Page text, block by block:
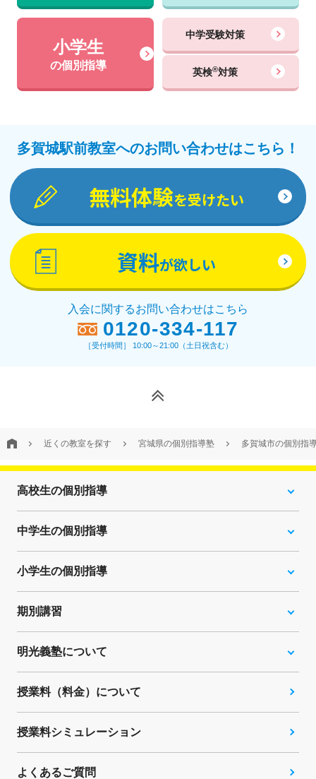
小学生
の個別指導
中学受験対策
英検®対策
多賀城駅前教室へのお問い合わせはこちら！
無料体験を受けたい
資料が欲しい
入会に関するお問い合わせはこちら
0120-334-117
［受付時間］ 10:00～21:00（土日祝含む）
近くの教室を探す 宮城県の個別指導塾 多賀城市の個別指
高校生の個別指導
中学生の個別指導
小学生の個別指導
期別講習
明光義塾について
授業料（料金）について
授業料シミュレーション
よくあるご質問